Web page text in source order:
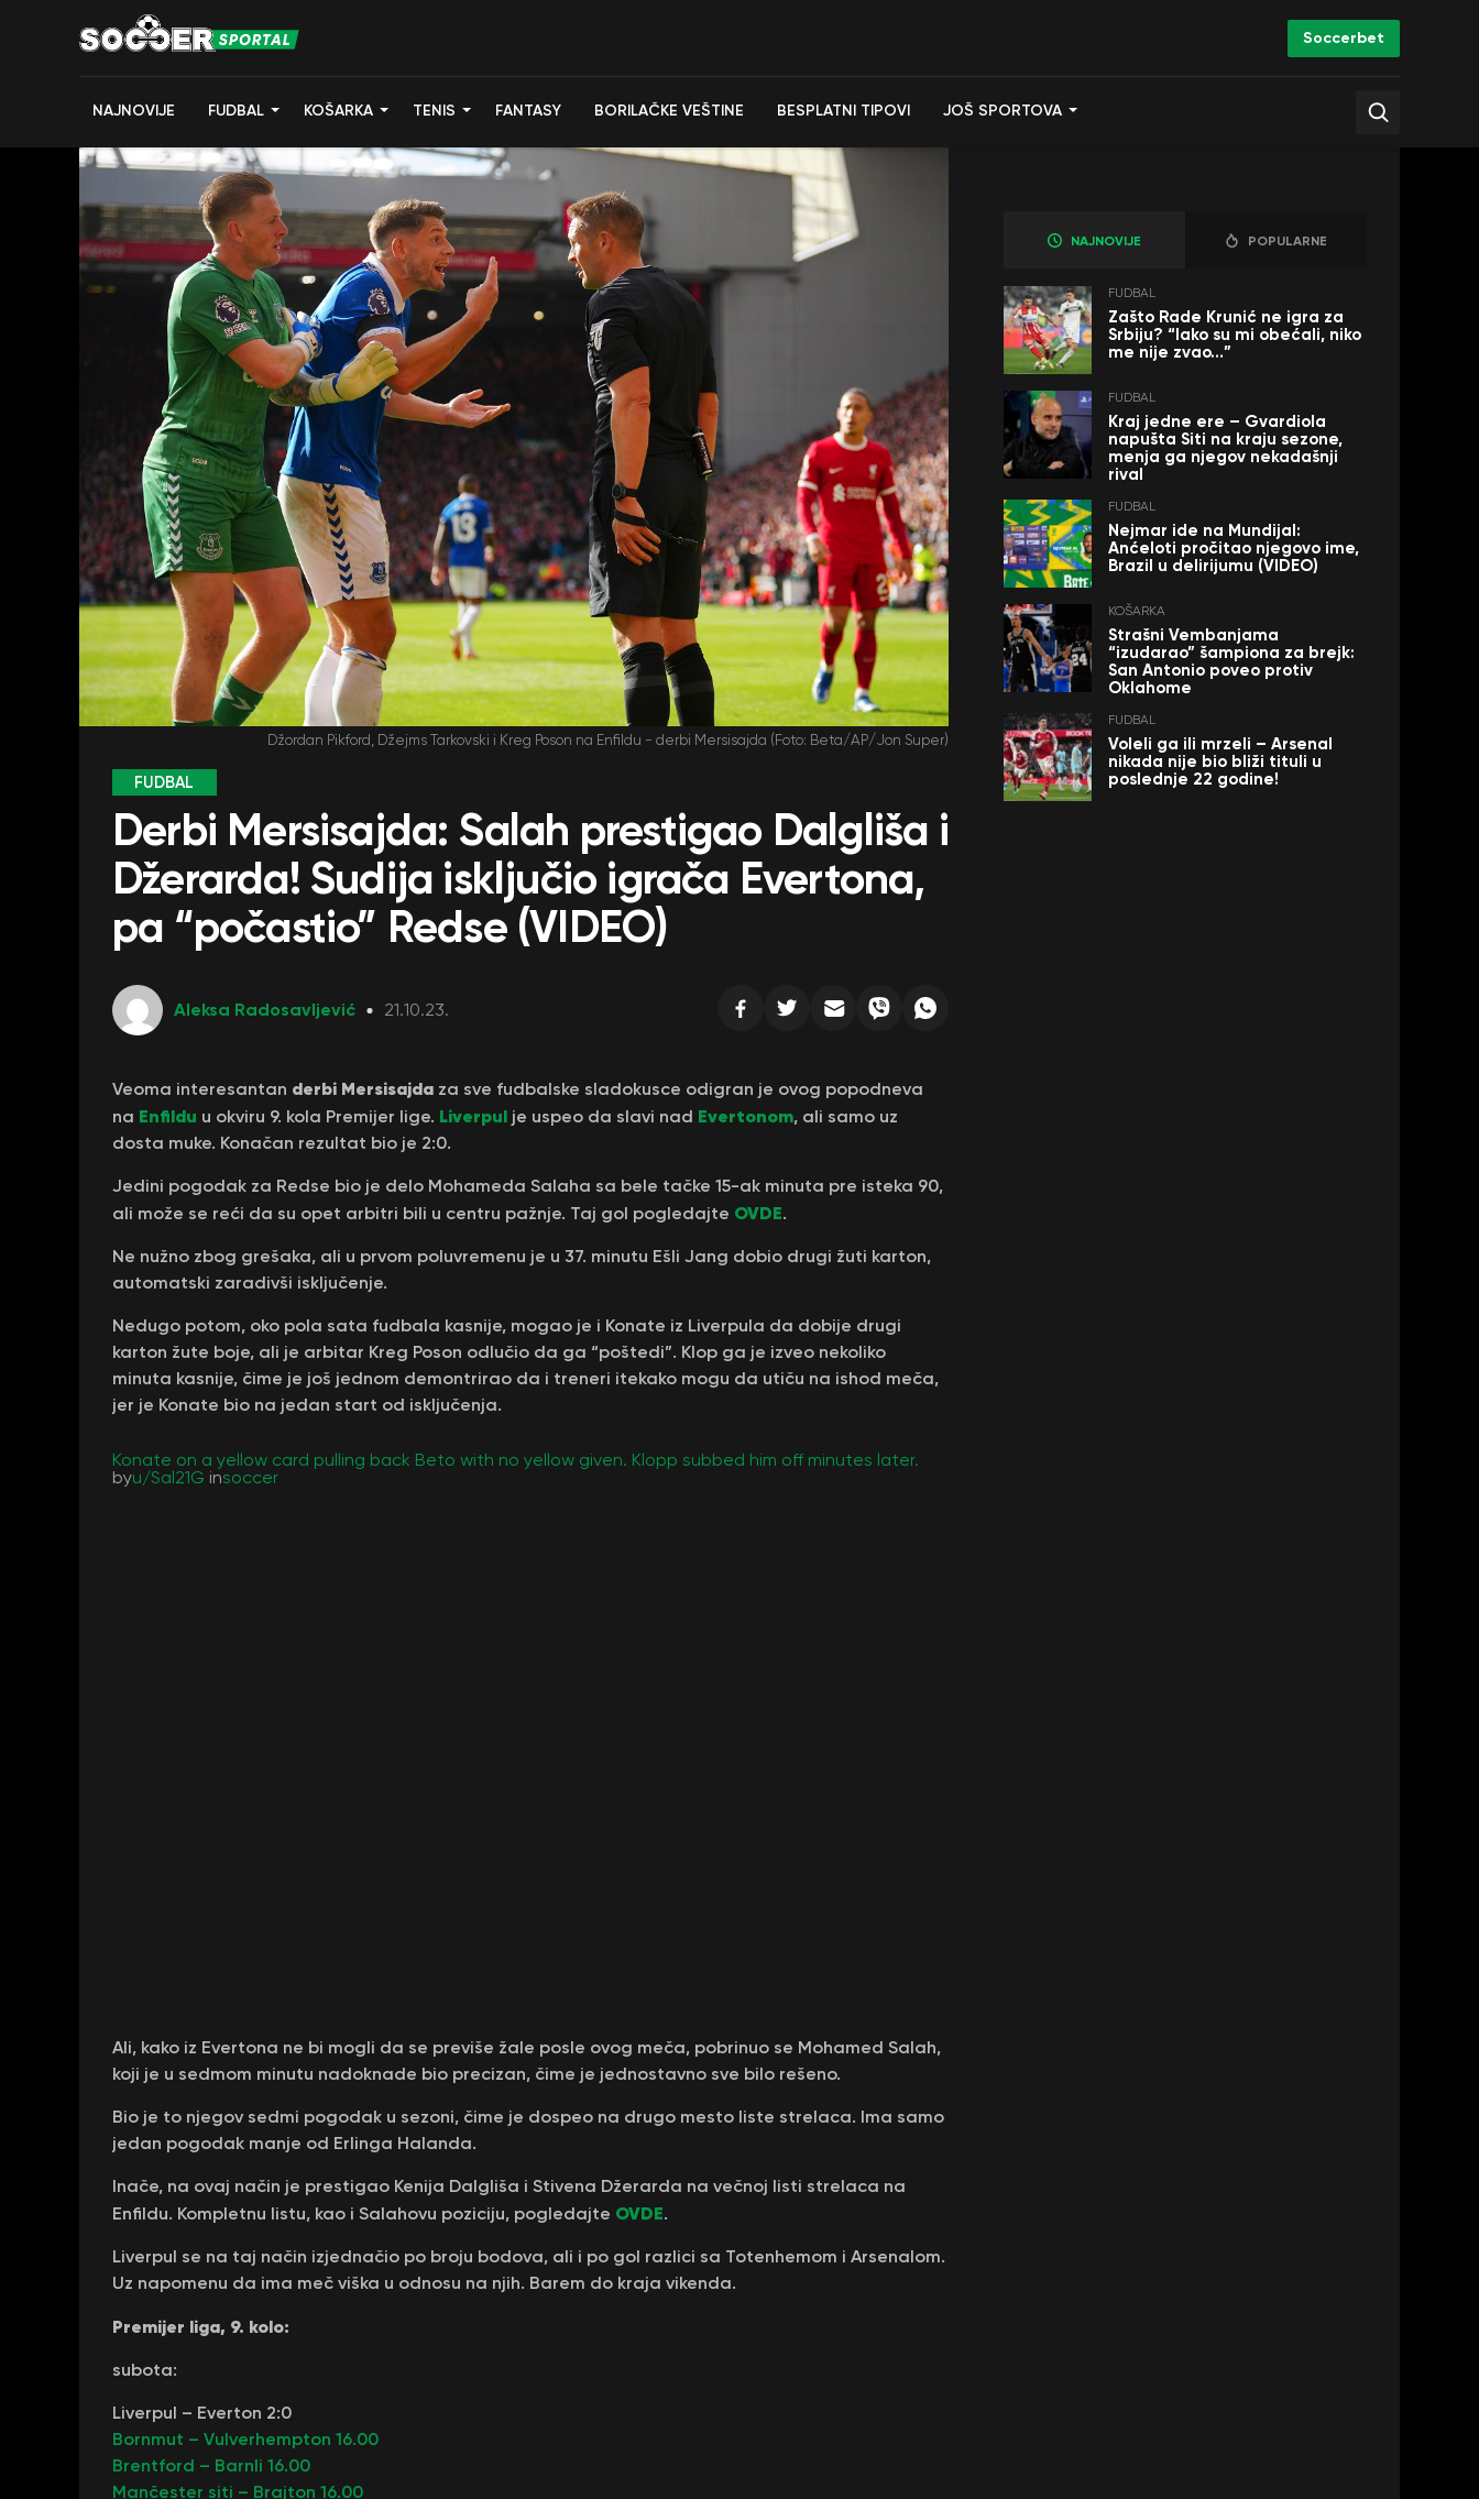
Soccerbet
NAJNOVIJE FUDBAL KOŠARKA TENIS FANTASY BORILAČKE VEŠTINE BESPLATNI TIPOVI JOŠ SPORTOVA
Džordan Pikford, Džejms Tarkovski i Kreg Poson na Enfildu - derbi Mersisajda (Foto: Beta/AP/Jon Super)
FUDBAL
Derbi Mersisajda: Salah prestigao Dalgliša i
Džerarda! Sudija isključio igrača Evertona,
pa “počastio” Redse (VIDEO)
Aleksa Radosavljević 21.10.23.
Veoma interesantan derbi Mersisajda za sve fudbalske sladokusce odigran je ovog popodneva
na Enfildu u okviru 9. kola Premijer lige. Liverpul je uspeo da slavi nad Evertonom, ali samo uz
dosta muke. Konačan rezultat bio je 2:0.
Jedini pogodak za Redse bio je delo Mohameda Salaha sa bele tačke 15-ak minuta pre isteka 90,
ali može se reći da su opet arbitri bili u centru pažnje. Taj gol pogledajte OVDE.
Ne nužno zbog grešaka, ali u prvom poluvremenu je u 37. minutu Ešli Jang dobio drugi žuti karton,
automatski zaradivši isključenje.
Nedugo potom, oko pola sata fudbala kasnije, mogao je i Konate iz Liverpula da dobije drugi
karton žute boje, ali je arbitar Kreg Poson odlučio da ga “poštedi”. Klop ga je izveo nekoliko
minuta kasnije, čime je još jednom demontrirao da i treneri itekako mogu da utiču na ishod meča,
jer je Konate bio na jedan start od isključenja.
Konate on a yellow card pulling back Beto with no yellow given. Klopp subbed him off minutes later.
byu/Sal21G insoccer
Ali, kako iz Evertona ne bi mogli da se previše žale posle ovog meča, pobrinuo se Mohamed Salah,
koji je u sedmom minutu nadoknade bio precizan, čime je jednostavno sve bilo rešeno.
Bio je to njegov sedmi pogodak u sezoni, čime je dospeo na drugo mesto liste strelaca. Ima samo
jedan pogodak manje od Erlinga Halanda.
Inače, na ovaj način je prestigao Kenija Dalgliša i Stivena Džerarda na večnoj listi strelaca na
Enfildu. Kompletnu listu, kao i Salahovu poziciju, pogledajte OVDE.
Liverpul se na taj način izjednačio po broju bodova, ali i po gol razlici sa Totenhemom i Arsenalom.
Uz napomenu da ima meč viška u odnosu na njih. Barem do kraja vikenda.
Premijer liga, 9. kolo:
subota:
Liverpul – Everton 2:0
Bornmut – Vulverhempton 16.00
Brentford – Barnli 16.00
Mančester siti – Brajton 16.00
NAJNOVIJE POPULARNE
FUDBAL
Zašto Rade Krunić ne igra za
Srbiju? “Iako su mi obećali, niko
me nije zvao…”
FUDBAL
Kraj jedne ere – Gvardiola
napušta Siti na kraju sezone,
menja ga njegov nekadašnji
rival
FUDBAL
Nejmar ide na Mundijal:
Anćeloti pročitao njegovo ime,
Brazil u delirijumu (VIDEO)
KOŠARKA
Strašni Vembanjama
“izudarao” šampiona za brejk:
San Antonio poveo protiv
Oklahome
FUDBAL
Voleli ga ili mrzeli – Arsenal
nikada nije bio bliži tituli u
poslednje 22 godine!